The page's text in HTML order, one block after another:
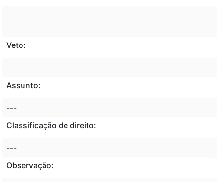
Veto:
---
Assunto:
---
Classificação de direito:
---
Observação: